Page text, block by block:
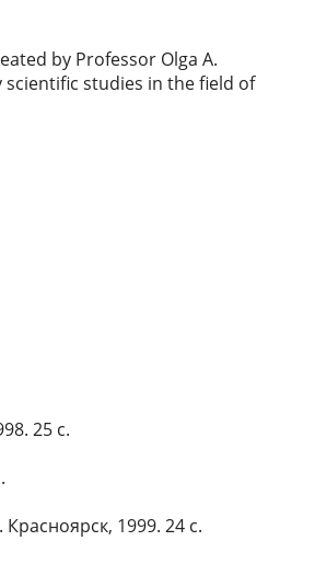
by Professor Olga A.
scientific studies in the field of
25 с.
1999. 24 с.